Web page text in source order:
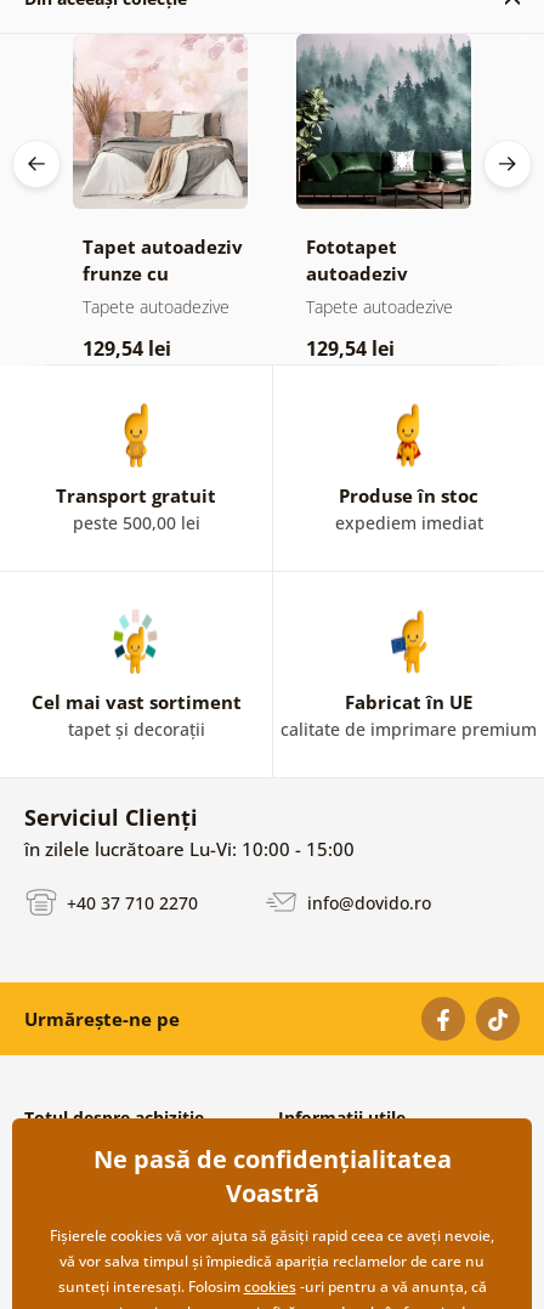
Tapet autoadeziv
frunze cu
atingere
Tapete autoadezive
129,54 lei
Fototapet
autoadeziv
pădure în ceață
Tapete autoadezive
129,54 lei
Transport gratuit
peste 500,00 lei
Produse în stoc
expediem imediat
Cel mai vast sortiment
tapet și decorații
Fabricat în UE
calitate de imprimare premium
Serviciul Clienți
în zilele lucrătoare Lu-Vi: 10:00 - 15:00
+40 37 710 2270 info@dovido.ro
Urmărește-ne pe
Totul despre achiziție
Condiții și termeni generali
Protecția datelor personale
Transport și modalități de plată
Returnare
Informații utile
Despre noi
Întrebări frecvente
Contacte
Cooperare angro
Ne pasă de confidențialitatea
Voastră
Fișierele cookies vă vor ajuta să găsiți rapid ceea ce aveți nevoie,
vă vor salva timpul și împiedică apariția reclamelor de care nu
sunteți interesați. Folosimcookies-uri pentru a vă anunța, că